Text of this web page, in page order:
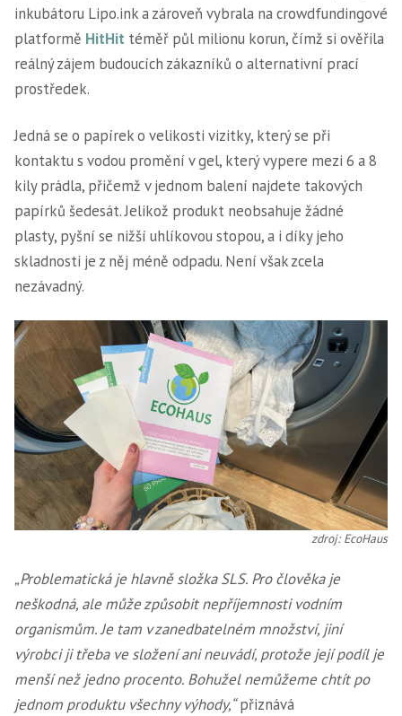
inkubátoru Lipo.ink a zároveň vybrala na crowdfundingové
platformě HitHit téměř půl milionu korun, čímž si ověřila
reálný zájem budoucích zákazníků o alternativní prací
prostředek.
Jedná se o papírek o velikosti vizitky, který se při
kontaktu s vodou promění v gel, který vypere mezi 6 a 8
kily prádla, přičemž v jednom balení najdete takových
papírků šedesát. Jelikož produkt neobsahuje žádné
plasty, pyšní se nižší uhlíkovou stopou, a i díky jeho
skladnosti je z něj méně odpadu. Není však zcela
nezávadný.
zdroj: EcoHaus
„Problematická je hlavně složka SLS. Pro člověka je
neškodná, ale může způsobit nepříjemnosti vodním
organismům. Je tam v zanedbatelném množství, jiní
výrobci ji třeba ve složení ani neuvádí, protože její podíl je
menší než jedno procento. Bohužel nemůžeme chtít po
jednom produktu všechny výhody,“přiznává